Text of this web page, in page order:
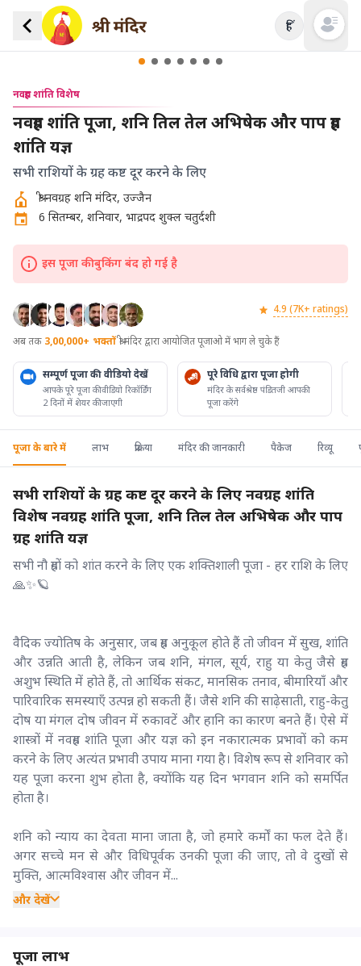
हिं Open
नवग्रह शांति विशेष
नवग्रह शांति पूजा, शनि तिल तेल अभिषेक और पाप ग्रह
शांति यज्ञ
सभी राशियों के ग्रह कष्ट दूर करने के लिए
श्री नवग्रह शनि मंदिर, उज्जैन
6 सितम्बर, शनिवार, भाद्रपद शुक्ल चतुर्दशी
इस पूजा की बुकिंग बंद हो गई है
4.9 (7K+ ratings)
अब तक 3,00,000+ भक्तों श्री मंदिर द्वारा आयोजित पूजाओ में भाग ले चुके हैं
सम्पूर्ण पूजा की वीडियो देखें
आपके पूरे पूजा की वीडियो रिकॉर्डिंग
2 दिनों में शेयर की जाएगी
पूरे विधि द्वारा पूजा होगी
मंदिर के सर्वश्रेष्ठ पंडितजी आपकी
पूजा करेंगे
पूजा के बारे में लाभ प्रक्रिया मंदिर की जानकारी पैकेज रिव्यू
सभी राशियों के ग्रह कष्ट दूर करने के लिए नवग्रह शांति
विशेष नवग्रह शांति पूजा, शनि तिल तेल अभिषेक और पाप
ग्रह शांति यज्ञ
सभी नौ ग्रहों को शांत करने के लिए एक शक्तिशाली पूजा - हर राशि के लिए
🙏✨🪐
वैदिक ज्योतिष के अनुसार, जब ग्रह अनुकूल होते हैं तो जीवन में सुख, शांति
और उन्नति आती है, लेकिन जब शनि, मंगल, सूर्य, राहु या केतु जैसे ग्रह
अशुभ स्थिति में होते हैं, तो आर्थिक संकट, मानसिक तनाव, बीमारियाँ और
पारिवारिक समस्याएँ उत्पन्न हो सकती हैं। जैसे शनि की साढ़ेसाती, राहु-केतु
दोष या मंगल दोष जीवन में रुकावटें और हानि का कारण बनते हैं। ऐसे में
शास्त्रों में नवग्रह शांति पूजा और यज्ञ को इन नकारात्मक प्रभावों को कम
करने के लिए अत्यंत प्रभावी उपाय माना गया है। विशेष रूप से शनिवार को
यह पूजा करना शुभ होता है, क्योंकि यह दिन भगवान शनि को समर्पित
होता है।
शनि को न्याय का देवता माना जाता है, जो हमारे कर्मों का फल देते हैं।
अगर सच्चे मन से और विधिपूर्वक उनकी पूजा की जाए, तो वे दुखों से
मुक्ति, आत्मविश्वास और जीवन में...
और देखें
पूजा लाभ